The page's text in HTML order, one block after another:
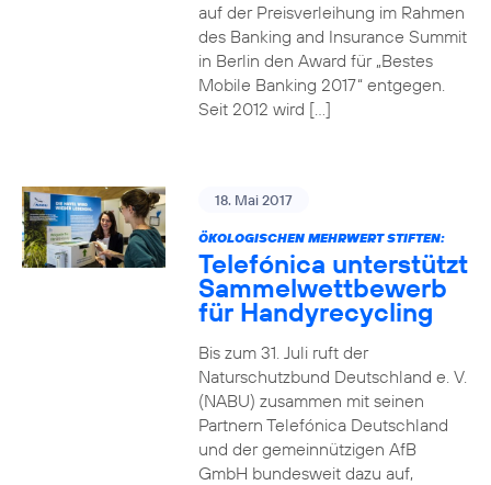
auf der Preisverleihung im Rahmen
des Banking and Insurance Summit
in Berlin den Award für „Bestes
Mobile Banking 2017“ entgegen.
Seit 2012 wird […]
18. Mai 2017
ÖKOLOGISCHEN MEHRWERT STIFTEN:
Telefónica unterstützt
Sammelwettbewerb
für Handyrecycling
Bis zum 31. Juli ruft der
Naturschutzbund Deutschland e. V.
(NABU) zusammen mit seinen
Partnern Telefónica Deutschland
und der gemeinnützigen AfB
GmbH bundesweit dazu auf,